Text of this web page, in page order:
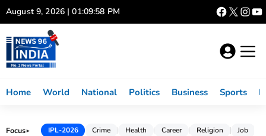
Skip
to
content
August 9, 2026 | 01:09:59 PM
Home World National Politics Business Sports
Focus► IPL-2026 Crime Health Career Religion Job